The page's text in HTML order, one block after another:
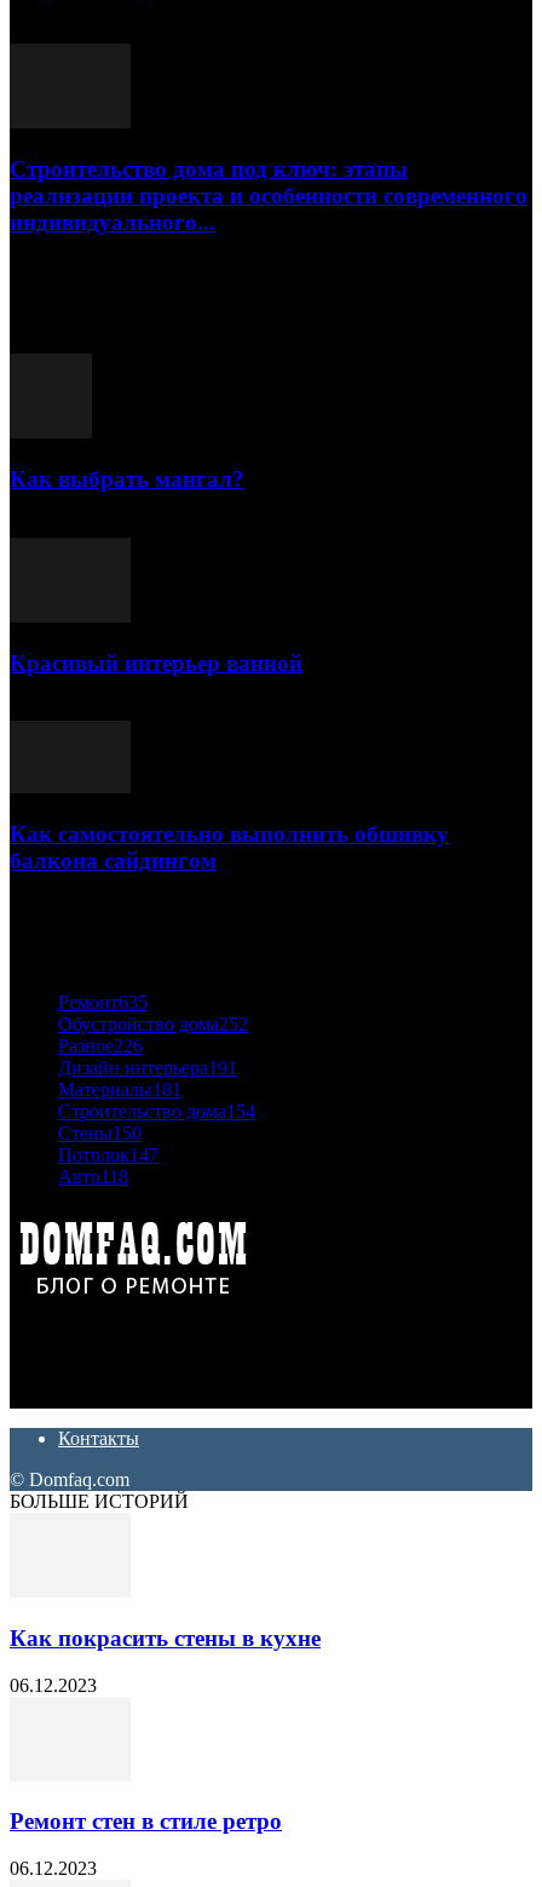
Строительство дома под ключ: этапы
реализации проекта и особенности современного
индивидуального...
Как выбрать мангал?
Красивый интерьер ванной
Как самостоятельно выполнить обшивку
балкона сайдингом
Ремонт635
Обустройство дома252
Разное226
Дизайн интерьера191
Материалы181
Строительство дома154
Стены150
Потолок147
Авто118
Контакты
© Domfaq.com
БОЛЬШЕ ИСТОРИЙ
Как покрасить стены в кухне
06.12.2023
Ремонт стен в стиле ретро
06.12.2023